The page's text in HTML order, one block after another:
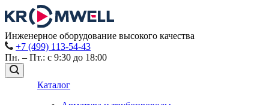
Инженерное оборудование высокого качества
+7 (499) 113-54-43
Пн. – Пт.: с 9:30 до 18:00
Каталог